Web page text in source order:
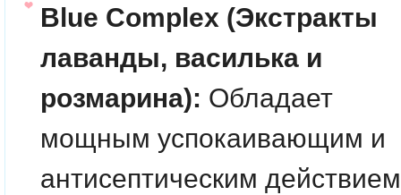
Blue Complex (Экстракты
лаванды, василька и
розмарина): Обладает
мощным успокаивающим и
антисептическим